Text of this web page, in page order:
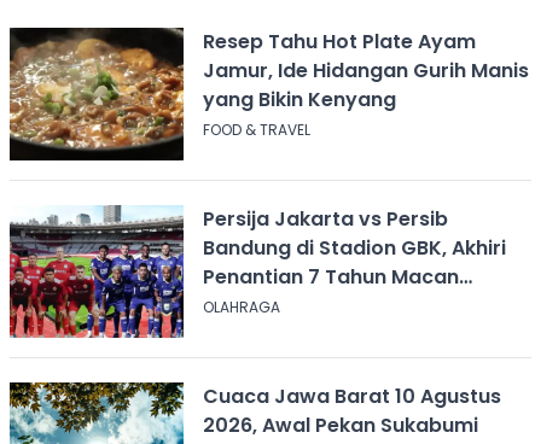
Resep Tahu Hot Plate Ayam
Jamur, Ide Hidangan Gurih Manis
yang Bikin Kenyang
FOOD & TRAVEL
Persija Jakarta vs Persib
Bandung di Stadion GBK, Akhiri
Penantian 7 Tahun Macan
Kemayoran
OLAHRAGA
Cuaca Jawa Barat 10 Agustus
2026, Awal Pekan Sukabumi